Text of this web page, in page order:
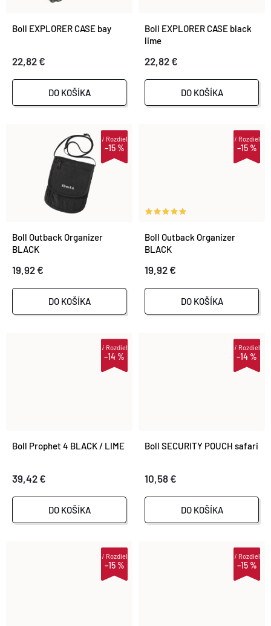
E
P
K
T
O
Abecedne
S
P
R
K
T
O
V
Boll EXPLORER CASE bay
22,82 €
DO KOŠÍKA
Boll EXPLORER CASE black
lime
22,82 €
DO KOŠÍKA
–15 %
iRozdiel
Boll Outback Organizer
BLACK
19,92 €
DO KOŠÍKA
–15 %
iRozdiel
Boll Outback Organizer
BLACK
19,92 €
DO KOŠÍKA
–14 %
iRozdiel
Boll Prophet 4 BLACK / LIME
39,42 €
DO KOŠÍKA
–14 %
iRozdiel
Boll SECURITY POUCH safari
10,58 €
DO KOŠÍKA
–15 %
iRozdiel
–15 %
iRozdiel